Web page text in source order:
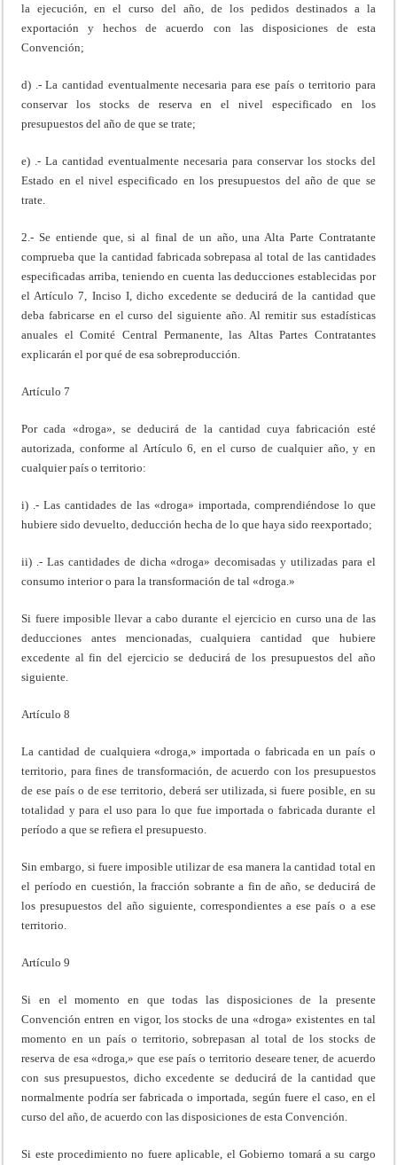
la ejecución, en el curso del año, de los pedidos destinados a la
exportación y hechos de acuerdo con las disposiciones de esta
Convención;
d) .- La cantidad eventualmente necesaria para ese país o territorio para
conservar los stocks de reserva en el nivel especificado en los
presupuestos del año de que se trate;
e) .- La cantidad eventualmente necesaria para conservar los stocks del
Estado en el nivel especificado en los presupuestos del año de que se
trate.
2.- Se entiende que, si al final de un año, una Alta Parte Contratante
comprueba que la cantidad fabricada sobrepasa al total de las cantidades
especificadas arriba, teniendo en cuenta las deducciones establecidas por
el Artículo 7, Inciso I, dicho excedente se deducirá de la cantidad que
deba fabricarse en el curso del siguiente año. Al remitir sus estadísticas
anuales el Comité Central Permanente, las Altas Partes Contratantes
explicarán el por qué de esa sobreproducción.
Artículo 7
Por cada «droga», se deducirá de la cantidad cuya fabricación esté
autorizada, conforme al Artículo 6, en el curso de cualquier año, y en
cualquier país o territorio:
i) .- Las cantidades de las «droga» importada, comprendiéndose lo que
hubiere sido devuelto, deducción hecha de lo que haya sido reexportado;
ii) .- Las cantidades de dicha «droga» decomisadas y utilizadas para el
consumo interior o para la transformación de tal «droga.»
Si fuere imposible llevar a cabo durante el ejercicio en curso una de las
deducciones antes mencionadas, cualquiera cantidad que hubiere
excedente al fin del ejercicio se deducirá de los presupuestos del año
siguiente.
Artículo 8
La cantidad de cualquiera «droga,» importada o fabricada en un país o
territorio, para fines de transformación, de acuerdo con los presupuestos
de ese país o de ese territorio, deberá ser utilizada, si fuere posible, en su
totalidad y para el uso para lo que fue importada o fabricada durante el
período a que se refiera el presupuesto.
Sin embargo, si fuere imposible utilizar de esa manera la cantidad total en
el período en cuestión, la fracción sobrante a fin de año, se deducirá de
los presupuestos del año siguiente, correspondientes a ese país o a ese
territorio.
Artículo 9
Si en el momento en que todas las disposiciones de la presente
Convención entren en vigor, los stocks de una «droga» existentes en tal
momento en un país o territorio, sobrepasan al total de los stocks de
reserva de esa «droga,» que ese país o territorio deseare tener, de acuerdo
con sus presupuestos, dicho excedente se deducirá de la cantidad que
normalmente podría ser fabricada o importada, según fuere el caso, en el
curso del año, de acuerdo con las disposiciones de esta Convención.
Si este procedimiento no fuere aplicable, el Gobierno tomará a su cargo